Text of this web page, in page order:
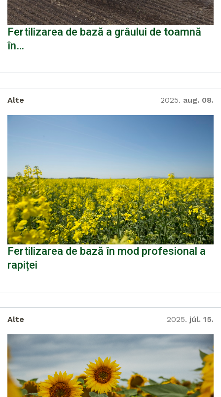
Fertilizarea de bază a grâului de toamnă
în…
Alte 2025. aug. 08.
Fertilizarea de bază în mod profesional a
rapiței
Alte 2025. júl. 15.